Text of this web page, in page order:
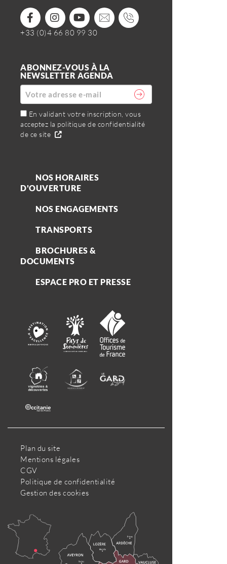
+33 (0)4 66 80 99 30
ABONNEZ-VOUS À LA
NEWSLETTER AGENDA
En validant votre inscription, vous
acceptez la politique de confidentialité
de ce site
NOS HORAIRES
D'OUVERTURE
NOS ENGAGEMENTS
TRANSPORTS
BROCHURES &
DOCUMENTS
ESPACE PRO ET PRESSE
Plan du site
Mentions légales
CGV
Politique de confidentialité
Gestion des cookies